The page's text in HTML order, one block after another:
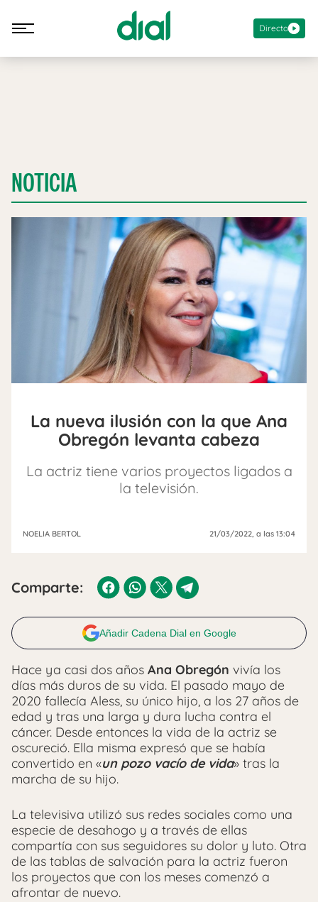
Directo
NOTICIA
La nueva ilusión con la que Ana
Obregón levanta cabeza
La actriz tiene varios proyectos ligados a
la televisión.
NOELIA BERTOL 21/03/2022, a las 13:04
Comparte:
Añadir Cadena Dial en Google
Hace ya casi dos años Ana Obregón vivía los
días más duros de su vida. El pasado mayo de
2020 fallecía Aless, su único hijo, a los 27 años de
edad y tras una larga y dura lucha contra el
cáncer. Desde entonces la vida de la actriz se
oscureció. Ella misma expresó que se había
convertido en «un pozo vacío de vida» tras la
marcha de su hijo.
La televisiva utilizó sus redes sociales como una
especie de desahogo y a través de ellas
compartía con sus seguidores su dolor y luto. Otra
de las tablas de salvación para la actriz fueron
los proyectos que con los meses comenzó a
afrontar de nuevo.